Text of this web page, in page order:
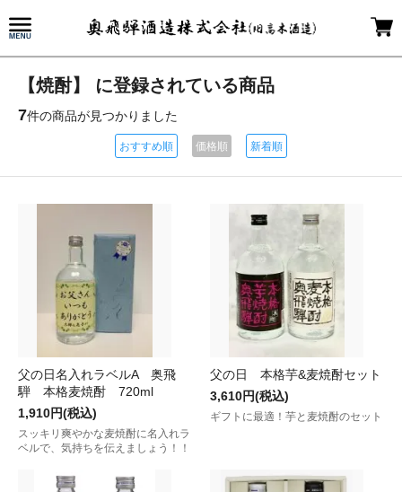
【焼酎】 に登録されている商品
7件の商品が見つかりました
おすすめ順 価格順 新着順
父の日名入れラベルA 奥飛
騨 本格麦焼酎 720ml
1,910円(税込)
スッキリ爽やかな麦焼酎に名入れラ
ベルで、気持ちを伝えましょう！！
父の日 本格芋&麦焼酎セット
3,610円(税込)
ギフトに最適！芋と麦焼酎のセット